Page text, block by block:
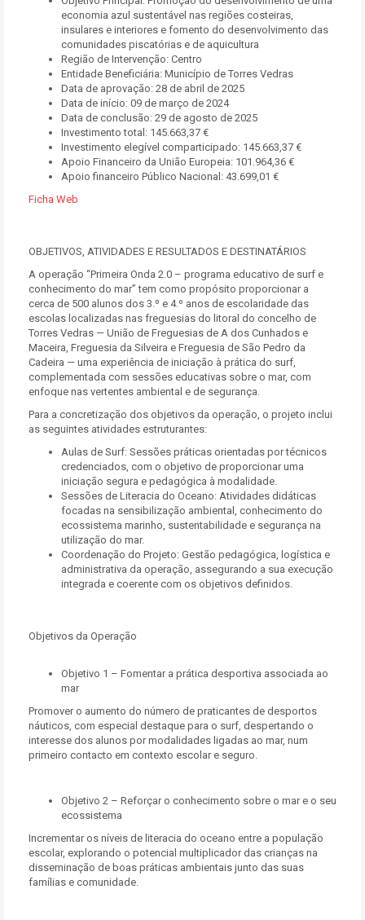
economia azul sustentável nas regiões costeiras,
insulares e interiores e fomento do desenvolvimento das
comunidades piscatórias e de aquicultura
Região de Intervenção: Centro
Entidade Beneficiária: Município de Torres Vedras
Data de aprovação: 28 de abril de 2025
Data de início: 09 de março de 2024
Data de conclusão: 29 de agosto de 2025
Investimento total: 145.663,37 €
Investimento elegível comparticipado: 145.663,37 €
Apoio Financeiro da União Europeia: 101.964,36 €
Apoio financeiro Público Nacional: 43.699,01 €
Ficha Web
OBJETIVOS, ATIVIDADES E RESULTADOS E DESTINATÁRIOS
A operação “Primeira Onda 2.0 – programa educativo de surf e
conhecimento do mar” tem como propósito proporcionar a
cerca de 500 alunos dos 3.º e 4.º anos de escolaridade das
escolas localizadas nas freguesias do litoral do concelho de
Torres Vedras — União de Freguesias de A dos Cunhados e
Maceira, Freguesia da Silveira e Freguesia de São Pedro da
Cadeira — uma experiência de iniciação à prática do surf,
complementada com sessões educativas sobre o mar, com
enfoque nas vertentes ambiental e de segurança.
Para a concretização dos objetivos da operação, o projeto inclui
as seguintes atividades estruturantes:
Aulas de Surf: Sessões práticas orientadas por técnicos
credenciados, com o objetivo de proporcionar uma
iniciação segura e pedagógica à modalidade.
Sessões de Literacia do Oceano: Atividades didáticas
focadas na sensibilização ambiental, conhecimento do
ecossistema marinho, sustentabilidade e segurança na
utilização do mar.
Coordenação do Projeto: Gestão pedagógica, logística e
administrativa da operação, assegurando a sua execução
integrada e coerente com os objetivos definidos.
Objetivos da Operação
Objetivo 1 – Fomentar a prática desportiva associada ao
mar
Promover o aumento do número de praticantes de desportos
náuticos, com especial destaque para o surf, despertando o
interesse dos alunos por modalidades ligadas ao mar, num
primeiro contacto em contexto escolar e seguro.
Objetivo 2 – Reforçar o conhecimento sobre o mar e o seu
ecossistema
Incrementar os níveis de literacia do oceano entre a população
escolar, explorando o potencial multiplicador das crianças na
disseminação de boas práticas ambientais junto das suas
famílias e comunidade.